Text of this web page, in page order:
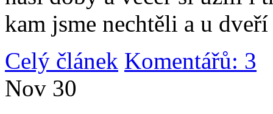
kam jsme nechtěli a u
Celý článek Komentářů: 3
Nov 30